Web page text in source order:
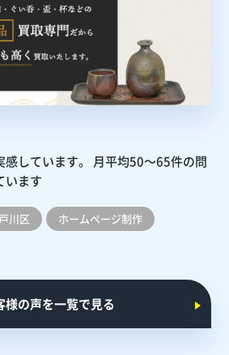
しています。
月平均50～65件の問
います
川区 ホームぺージ制作
様の声を一覧で見る